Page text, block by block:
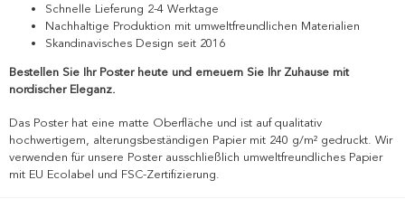
Schnelle Lieferung 2-4 Werktage
Nachhaltige Produktion mit umweltfreundlichen Materialien
Skandinavisches Design seit 2016
Bestellen Sie Ihr Poster heute und erneuern Sie Ihr Zuhause mit
nordischer Eleganz.
Das Poster hat eine matte Oberfläche und ist auf qualitativ
hochwertigem, alterungsbeständigen Papier mit 240 g/m² gedruckt. Wir
verwenden für unsere Poster ausschließlich umweltfreundliches Papier
mit EU Ecolabel und FSC-Zertifizierung.